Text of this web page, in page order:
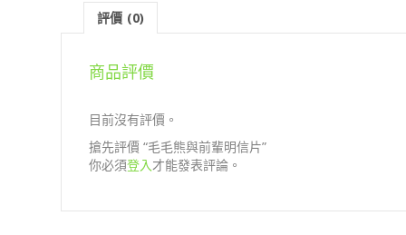
評價 (0)
商品評價
目前沒有評價。
搶先評價 “毛毛熊與前輩明信片”
你必須登入 才能發表評論。